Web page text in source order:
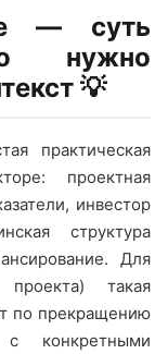
— суть
нужно
💡
практическая
проектная
инвестор
структура
Для
проекта) такая
по прекращению
конкретными